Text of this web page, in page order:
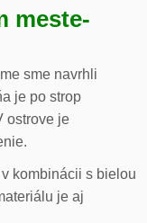
meste-
sme navrhli
je po strop
ostrove je
kombinácii s bielou
je aj